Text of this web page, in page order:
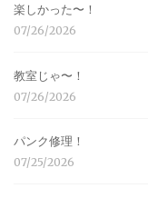
楽しかった〜！
07/26/2026
教室じゃ〜！
07/26/2026
パンク修理！
07/25/2026